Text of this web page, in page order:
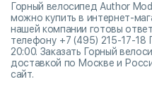
Горный велосипед Author
можно купить в интернет-
нашей компании готовы
телефону +7 (495) 215-17-
20:00. Заказать Горный
доставкой по Москве и
сайт.